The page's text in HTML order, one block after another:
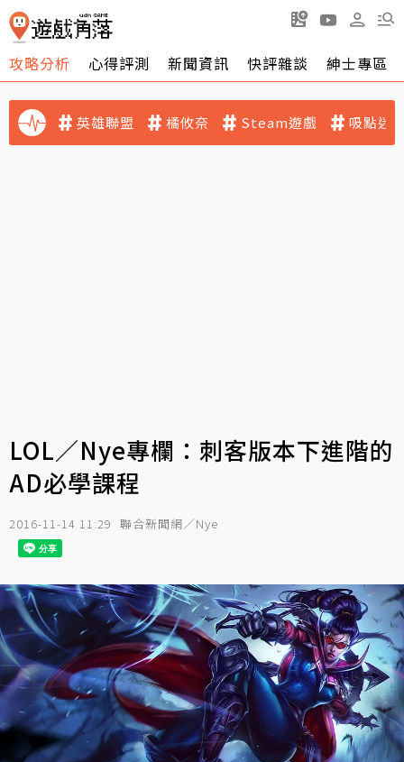
攻略分析 心得評測 新聞資訊 快評雜談 紳士專區
英雄聯盟 橘攸奈 Steam遊戲 吸點迷
LOL／Nye專欄：刺客版本下進階的
AD必學課程
2016-11-14 11:29 聯合新聞網／Nye